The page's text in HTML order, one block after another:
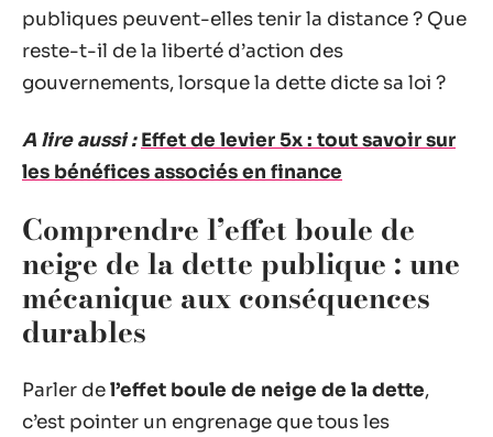
publiques peuvent-elles tenir la distance ? Que
reste-t-il de la liberté d’action des
gouvernements, lorsque la dette dicte sa loi ?
A lire aussi : Effet de levier 5x : tout savoir sur
les bénéfices associés en finance
Comprendre l’effet boule de
neige de la dette publique : une
mécanique aux conséquences
durables
Parler del’effet boule de neige de la dette,
c’est pointer un engrenage que tous les